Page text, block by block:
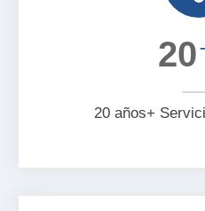
20
20 años+